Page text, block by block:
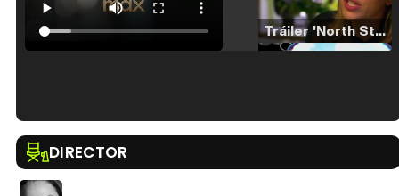
Tráiler 'North Star' (2023)
Tráiler en español de 'La isla olvidada'
DIRECTOR